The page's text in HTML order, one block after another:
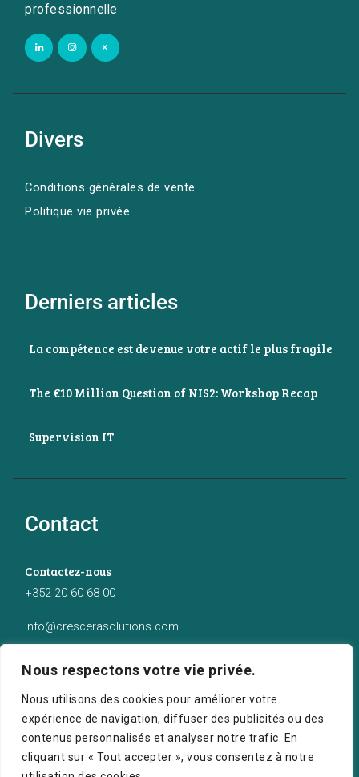
Nous respectons votre vie privée.
Nous utilisons des cookies pour améliorer votre
expérience de navigation, diffuser des publicités ou des
contenus personnalisés et analyser notre trafic. En
cliquant sur « Tout accepter », vous consentez à notre
professionnelle
Divers
Conditions générales de vente
Politique vie privée
Derniers articles
La compétence est devenue votre actif le plus fragile
The €10 Million Question of NIS2: Workshop Recap
Supervision IT
Contact
Contactez-nous
+352 20 60 68 00
info@crescerasolutions.com
50 route d’Esch (2ème étage), Luxembourg